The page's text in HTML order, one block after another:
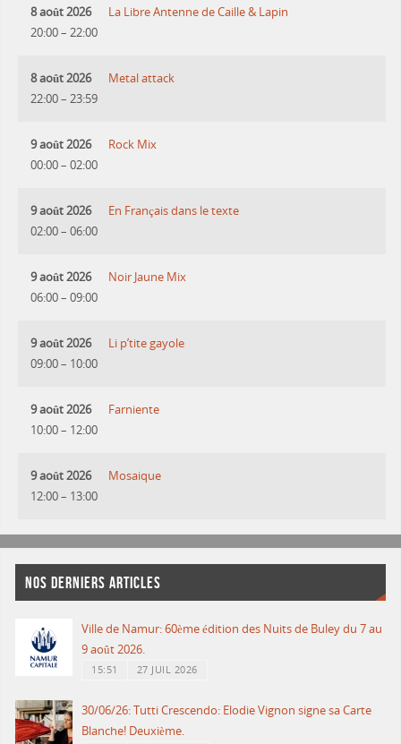
8 août 2026
20:00– 22:00
La Libre Antenne de Caille & Lapin
8 août 2026
22:00– 23:59
Metal attack
9 août 2026
00:00– 02:00
Rock Mix
9 août 2026
02:00– 06:00
En Français dans le texte
9 août 2026
06:00– 09:00
Noir Jaune Mix
9 août 2026
09:00– 10:00
Li p’tite gayole
9 août 2026
10:00– 12:00
Farniente
9 août 2026
12:00– 13:00
Mosaique
NOS DERNIERS ARTICLES
Ville de Namur: 60ème édition des Nuits de Buley du 7 au
9 août 2026.
15:51 27 JUIL 2026
30/06/26: Tutti Crescendo: Elodie Vignon signe sa Carte
Blanche! Deuxième.